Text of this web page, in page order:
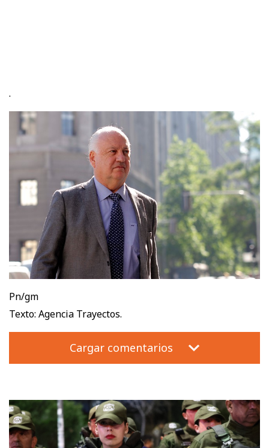
.
Pn/gm
Texto: Agencia Trayectos.
Cargar comentarios